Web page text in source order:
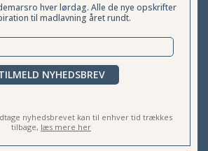
hver lørdag. Alle de nye opskrifter
til madlavning året rundt.
NYHEDSBREV
nyhedsbrevet kan til enhver tid trækkes
tilbage, læs mere her